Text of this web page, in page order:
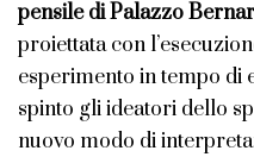
pensile di Palazzo
proiettata con
esperimento in tempo di
spinto gli ideatori dello
nuovo modo di